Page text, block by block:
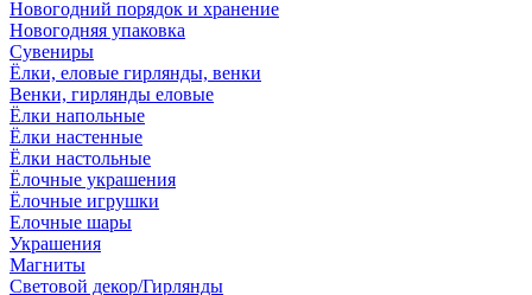
Новогодний порядок и хранение
Новогодняя упаковка
Сувениры
Ёлки, еловые гирлянды, венки
Венки, гирлянды еловые
Ёлки напольные
Ёлки настенные
Ёлки настольные
Ёлочные украшения
Ёлочные игрушки
Елочные шары
Украшения
Магниты
Световой декор/Гирлянды